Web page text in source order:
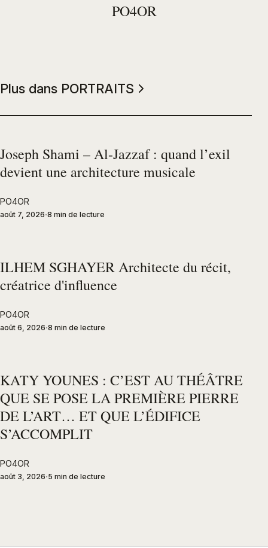
PO4OR
Plus dans PORTRAITS
Joseph Shami – Al-Jazzaf : quand l’exil
devient une architecture musicale
PO4OR
août 7, 2026 8 min de lecture
ILHEM SGHAYER Architecte du récit,
créatrice d'influence
PO4OR
août 6, 2026 8 min de lecture
KATY YOUNES : C’EST AU THÉÂTRE
QUE SE POSE LA PREMIÈRE PIERRE
DE L’ART… ET QUE L’ÉDIFICE
S’ACCOMPLIT
PO4OR
août 3, 2026 5 min de lecture